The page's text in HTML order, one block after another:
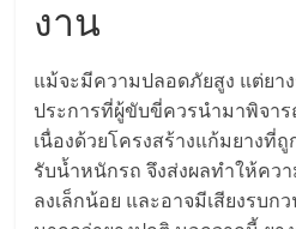
รน
ไชส์
ขาย
งาน
แม้จะมีความปลอดภัยสูง แต่ยา
ประการที่ผู้ขับขี่ควรนำมาพิจา
เนื่องด้วยโครงสร้างแก้มยางที่
รับน้ำหนักรถ จึงส่งผลทำให้ค
ลงเล็กน้อย และอาจมีเสียงรบก